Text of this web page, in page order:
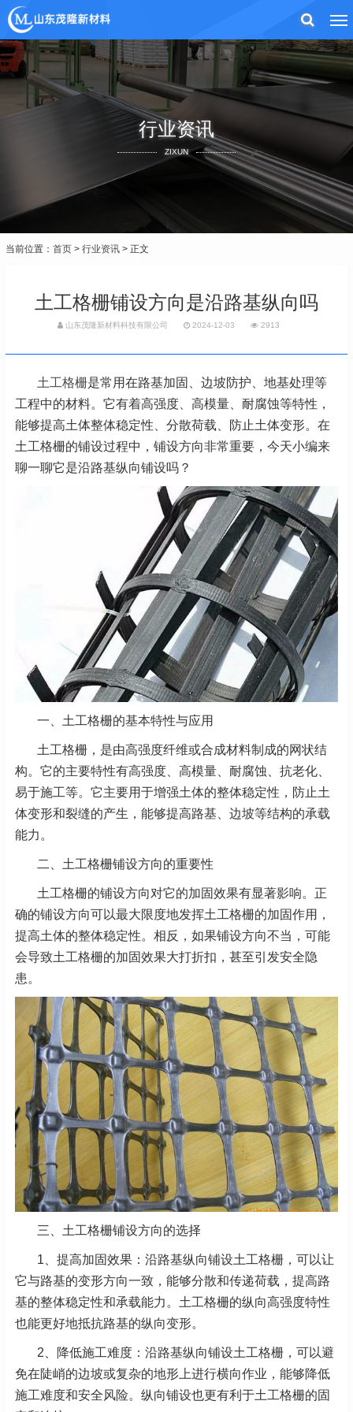
行业资讯
ZIXUN
当前位置： 首页 > 行业资讯 > 正文
土工格栅铺设方向是沿路基纵向吗
山东茂隆新材料科技有限公司 2024-12-03 2913
土工格栅是常用在路基加固、边坡防护、地基处理等
工程中的材料。它有着高强度、高模量、耐腐蚀等特性，
能够提高土体整体稳定性、分散荷载、防止土体变形。在
土工格栅的铺设过程中，铺设方向非常重要，今天小编来
聊一聊它是沿路基纵向铺设吗？
一、土工格栅的基本特性与应用
土工格栅，是由高强度纤维或合成材料制成的网状结
构。它的主要特性有高强度、高模量、耐腐蚀、抗老化、
易于施工等。它主要用于增强土体的整体稳定性，防止土
体变形和裂缝的产生，能够提高路基、边坡等结构的承载
能力。
二、土工格栅铺设方向的重要性
土工格栅的铺设方向对它的加固效果有显著影响。正
确的铺设方向可以最大限度地发挥土工格栅的加固作用，
提高土体的整体稳定性。相反，如果铺设方向不当，可能
会导致土工格栅的加固效果大打折扣，甚至引发安全隐
患。
三、土工格栅铺设方向的选择
1、提高加固效果：沿路基纵向铺设土工格栅，可以让
它与路基的变形方向一致，能够分散和传递荷载，提高路
基的整体稳定性和承载能力。土工格栅的纵向高强度特性
也能更好地抵抗路基的纵向变形。
2、降低施工难度：沿路基纵向铺设土工格栅，可以避
免在陡峭的边坡或复杂的地形上进行横向作业，能够降低
施工难度和安全风险。纵向铺设也更有利于土工格栅的固